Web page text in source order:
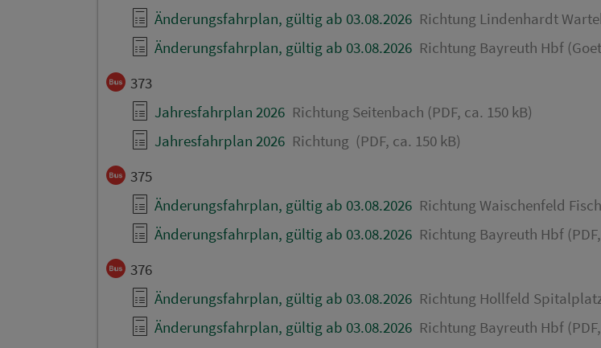
Änderungsfahrplan, gültig ab 03.08.2026 Richtung Lindenhardt
Änderungsfahrplan, gültig ab 03.08.2026 Richtung Bayreuth Hbf
373
Jahresfahrplan 2026 Richtung Seitenbach (PDF, ca. 150 kB)
Jahresfahrplan 2026 Richtung (PDF, ca. 150 kB)
375
Änderungsfahrplan, gültig ab 03.08.2026 Richtung Waischenfeld
Änderungsfahrplan, gültig ab 03.08.2026 Richtung Bayreuth Hbf
376
Änderungsfahrplan, gültig ab 03.08.2026 Richtung Hollfeld
Änderungsfahrplan, gültig ab 03.08.2026 Richtung Bayreuth Hbf